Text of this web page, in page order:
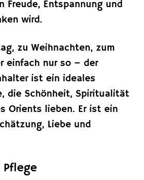
Freude, Entspannung und
wird.
zu Weihnachten, zum
einfach nur so – der
ist ein ideales
die Schönheit, Spiritualität
Orients lieben. Er ist ein
Liebe und
Pflege